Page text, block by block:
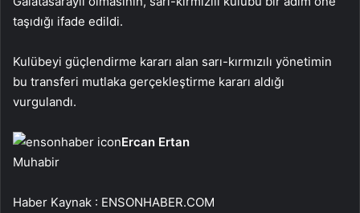
taşıdığı ifade edildi.
Kulübeyi güçlendirme kararı alan sarı-kırmızılı yönetimin
bu transferi mutlaka gerçekleştirme kararı aldığı
vurgulandı.
Ercan Ertan
Muhabir
Haber Kaynak : ENSONHABER.COM